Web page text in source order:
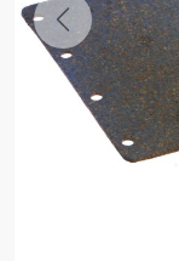
Previous